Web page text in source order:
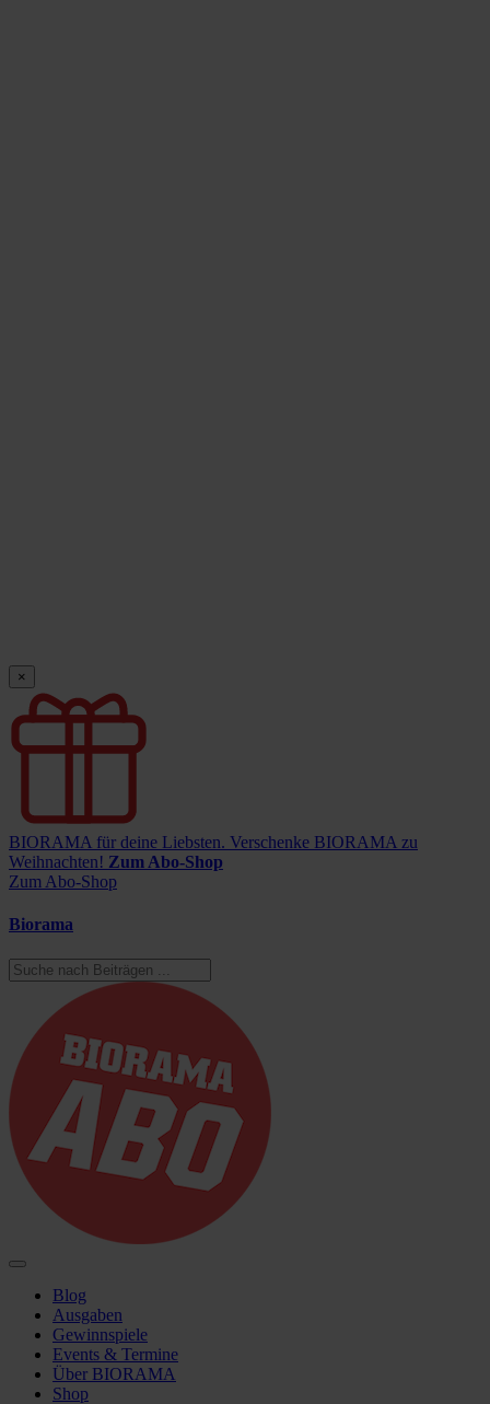
×
BIORAMA für deine Liebsten. Verschenke BIORAMA zu
Weihnachten! Zum Abo-Shop
Zum Abo-Shop
Biorama
Blog
Ausgaben
Gewinnspiele
Events & Termine
Über BIORAMA
Shop